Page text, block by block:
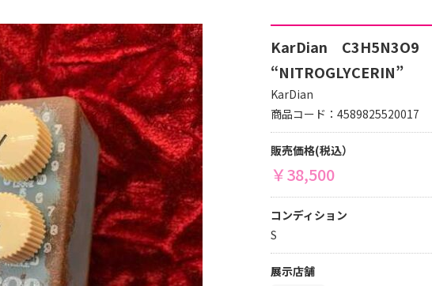
KarDian C3H5N3O9
“NITROGLYCERIN”
KarDian
商品コード：4589825520017
販売価格(税込）
￥38,500
コンディション
S
展示店舗